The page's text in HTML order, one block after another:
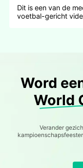
Dit is een van de
voetbal-gericht
Word
World
Verander